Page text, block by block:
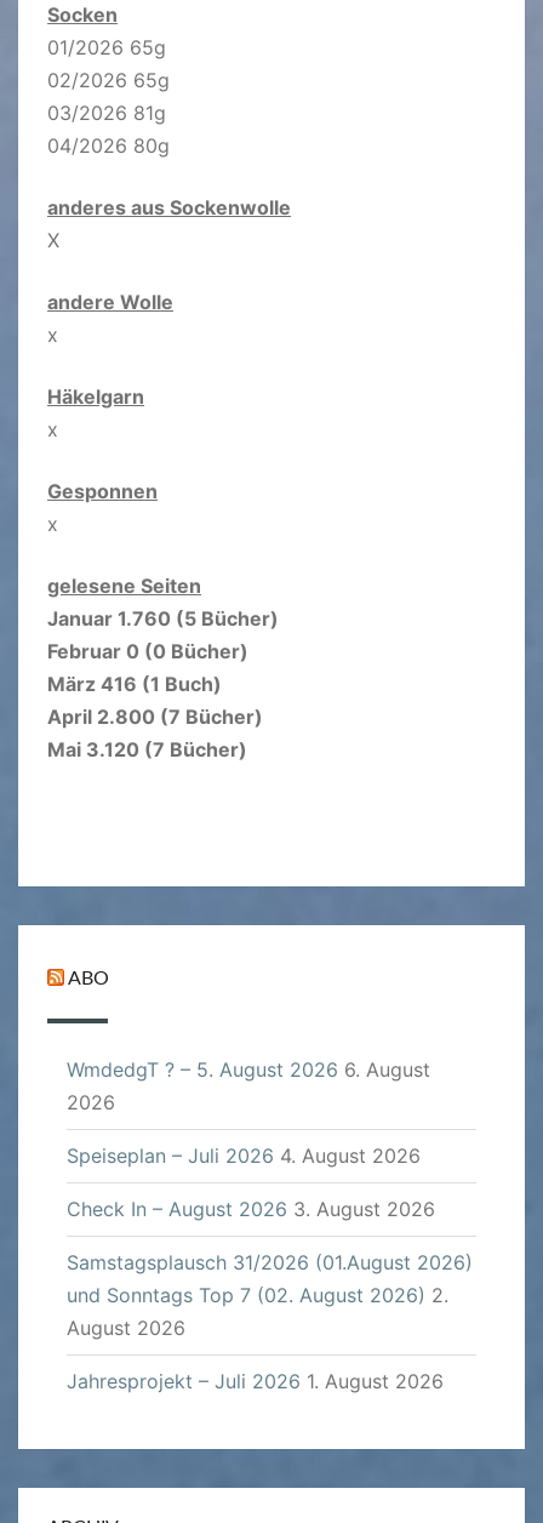
Socken
01/2026 65g
02/2026 65g
03/2026 81g
04/2026 80g
anderes aus Sockenwolle
X
andere Wolle
x
Häkelgarn
x
Gesponnen
x
gelesene Seiten
Januar 1.760 (5 Bücher)
Februar 0 (0 Bücher)
März 416 (1 Buch)
April 2.800 (7 Bücher)
Mai 3.120 (7 Bücher)
ABO
WmdedgT ? – 5. August 2026 6. August
2026
Speiseplan – Juli 2026 4. August 2026
Check In – August 2026 3. August 2026
Samstagsplausch 31/2026 (01.August 2026)
und Sonntags Top 7 (02. August 2026) 2.
August 2026
Jahresprojekt – Juli 2026 1. August 2026